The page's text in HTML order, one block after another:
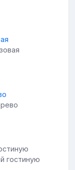
гостиную